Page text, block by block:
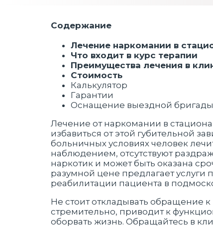
Содержание
Лечение наркомании в
Что входит в курс терапии
Преимущества лечения в
Стоимость
Калькулятор
Гарантии
Оснащение выездной бригады
Лечение от наркомании в
избавиться от этой губительной
больничных условиях человек
наблюдением, отсутствуют
наркотик и может быть оказана
разумной цене предлагает
реабилитации пациента в
Не стоит откладывать обращение
стремительно, приводит к
оборвать жизнь. Обращайтесь в